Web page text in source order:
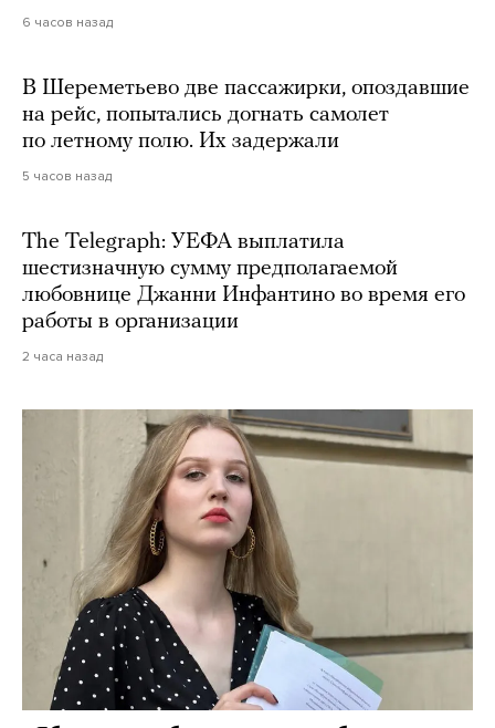
6 часов назад
В Шереметьево две пассажирки, опоздавшие
на рейс, попытались догнать самолет
по летному полю. Их задержали
5 часов назад
The Telegraph: УЕФА выплатила
шестизначную сумму предполагаемой
любовнице Джанни Инфантино во время его
работы в организации
2 часа назад